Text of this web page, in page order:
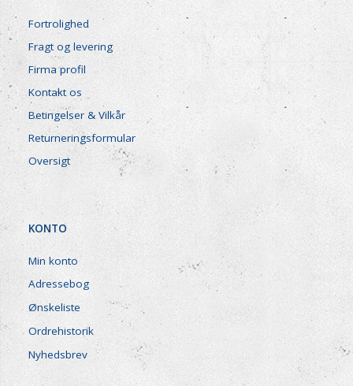
Fortrolighed
Fragt og levering
Firma profil
Kontakt os
Betingelser & Vilkår
Returneringsformular
Oversigt
KONTO
Min konto
Adressebog
Ønskeliste
Ordrehistorik
Nyhedsbrev